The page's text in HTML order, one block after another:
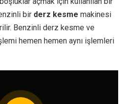
bir derz kesme makinesi
Benzinli derz kesme ve
hemen hemen aynı işlemleri